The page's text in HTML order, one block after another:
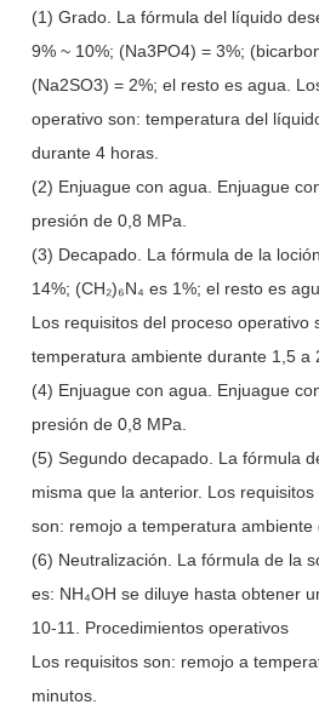
(1) Grado. La fórmula del líquido
9% ~ 10%; (Na3PO4) = 3%;
(Na2SO3) = 2%; el resto es agua.
operativo son: temperatura del
durante 4 horas.
(2) Enjuague con agua. Enjuague
presión de 0,8 MPa.
(3) Decapado. La fórmula de la
14%; (CH₂)₆N₄ es 1%; el resto es
Los requisitos del proceso operativo
temperatura ambiente durante 1,5 a
(4) Enjuague con agua. Enjuague
presión de 0,8 MPa.
(5) Segundo decapado. La fórmula
misma que la anterior. Los
son: remojo a temperatura ambiente
(6) Neutralización. La fórmula de la
es: NH₄OH se diluye hasta obtener
10-11. Procedimientos operativos
Los requisitos son: remojo a
minutos.